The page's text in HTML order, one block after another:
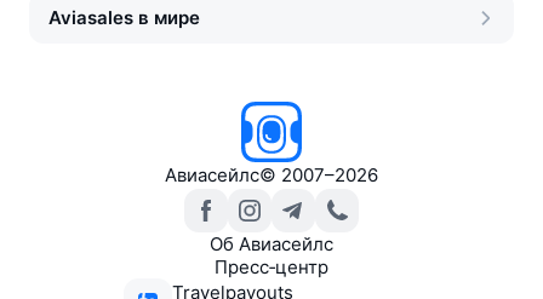
Aviasales в мире
Авиасейлс© 2007–2026
Об Авиасейлс
Пресс‑центр
Travelpayouts